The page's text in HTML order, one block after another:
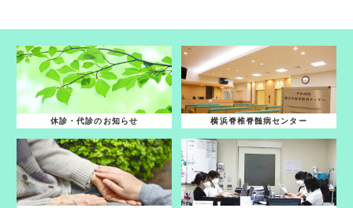
休診・代診のお知らせ 横浜脊椎脊髄病センター